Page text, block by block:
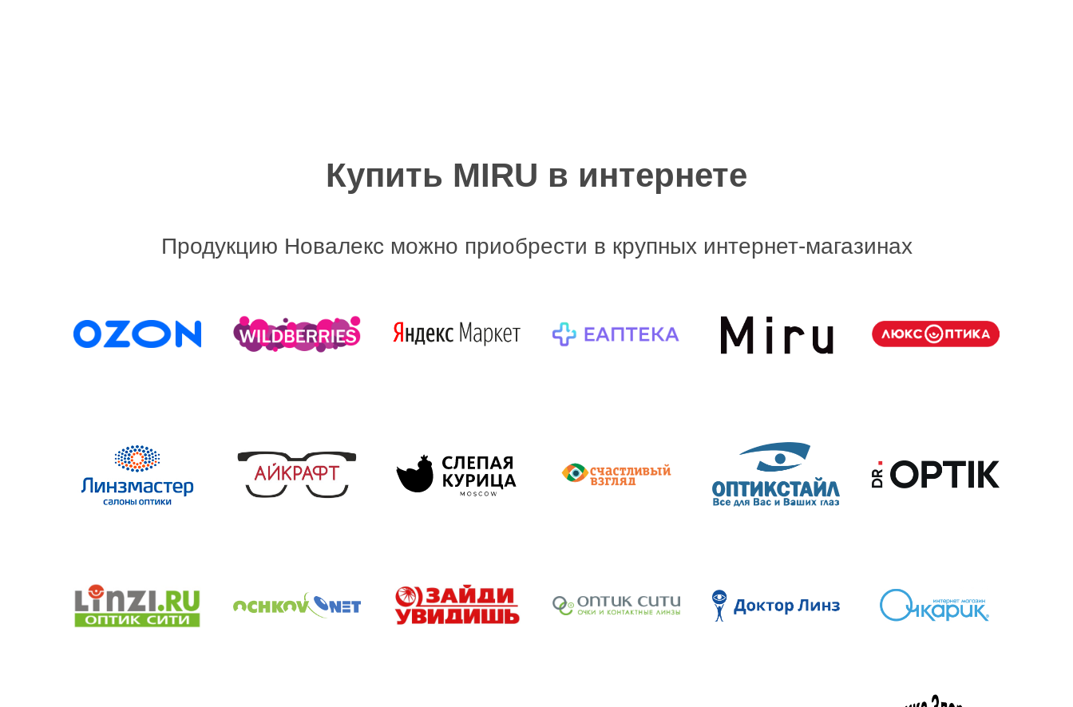
Купить MIRU в интернете
Продукцию Новалекс можно приобрести в крупных интернет-магазинах